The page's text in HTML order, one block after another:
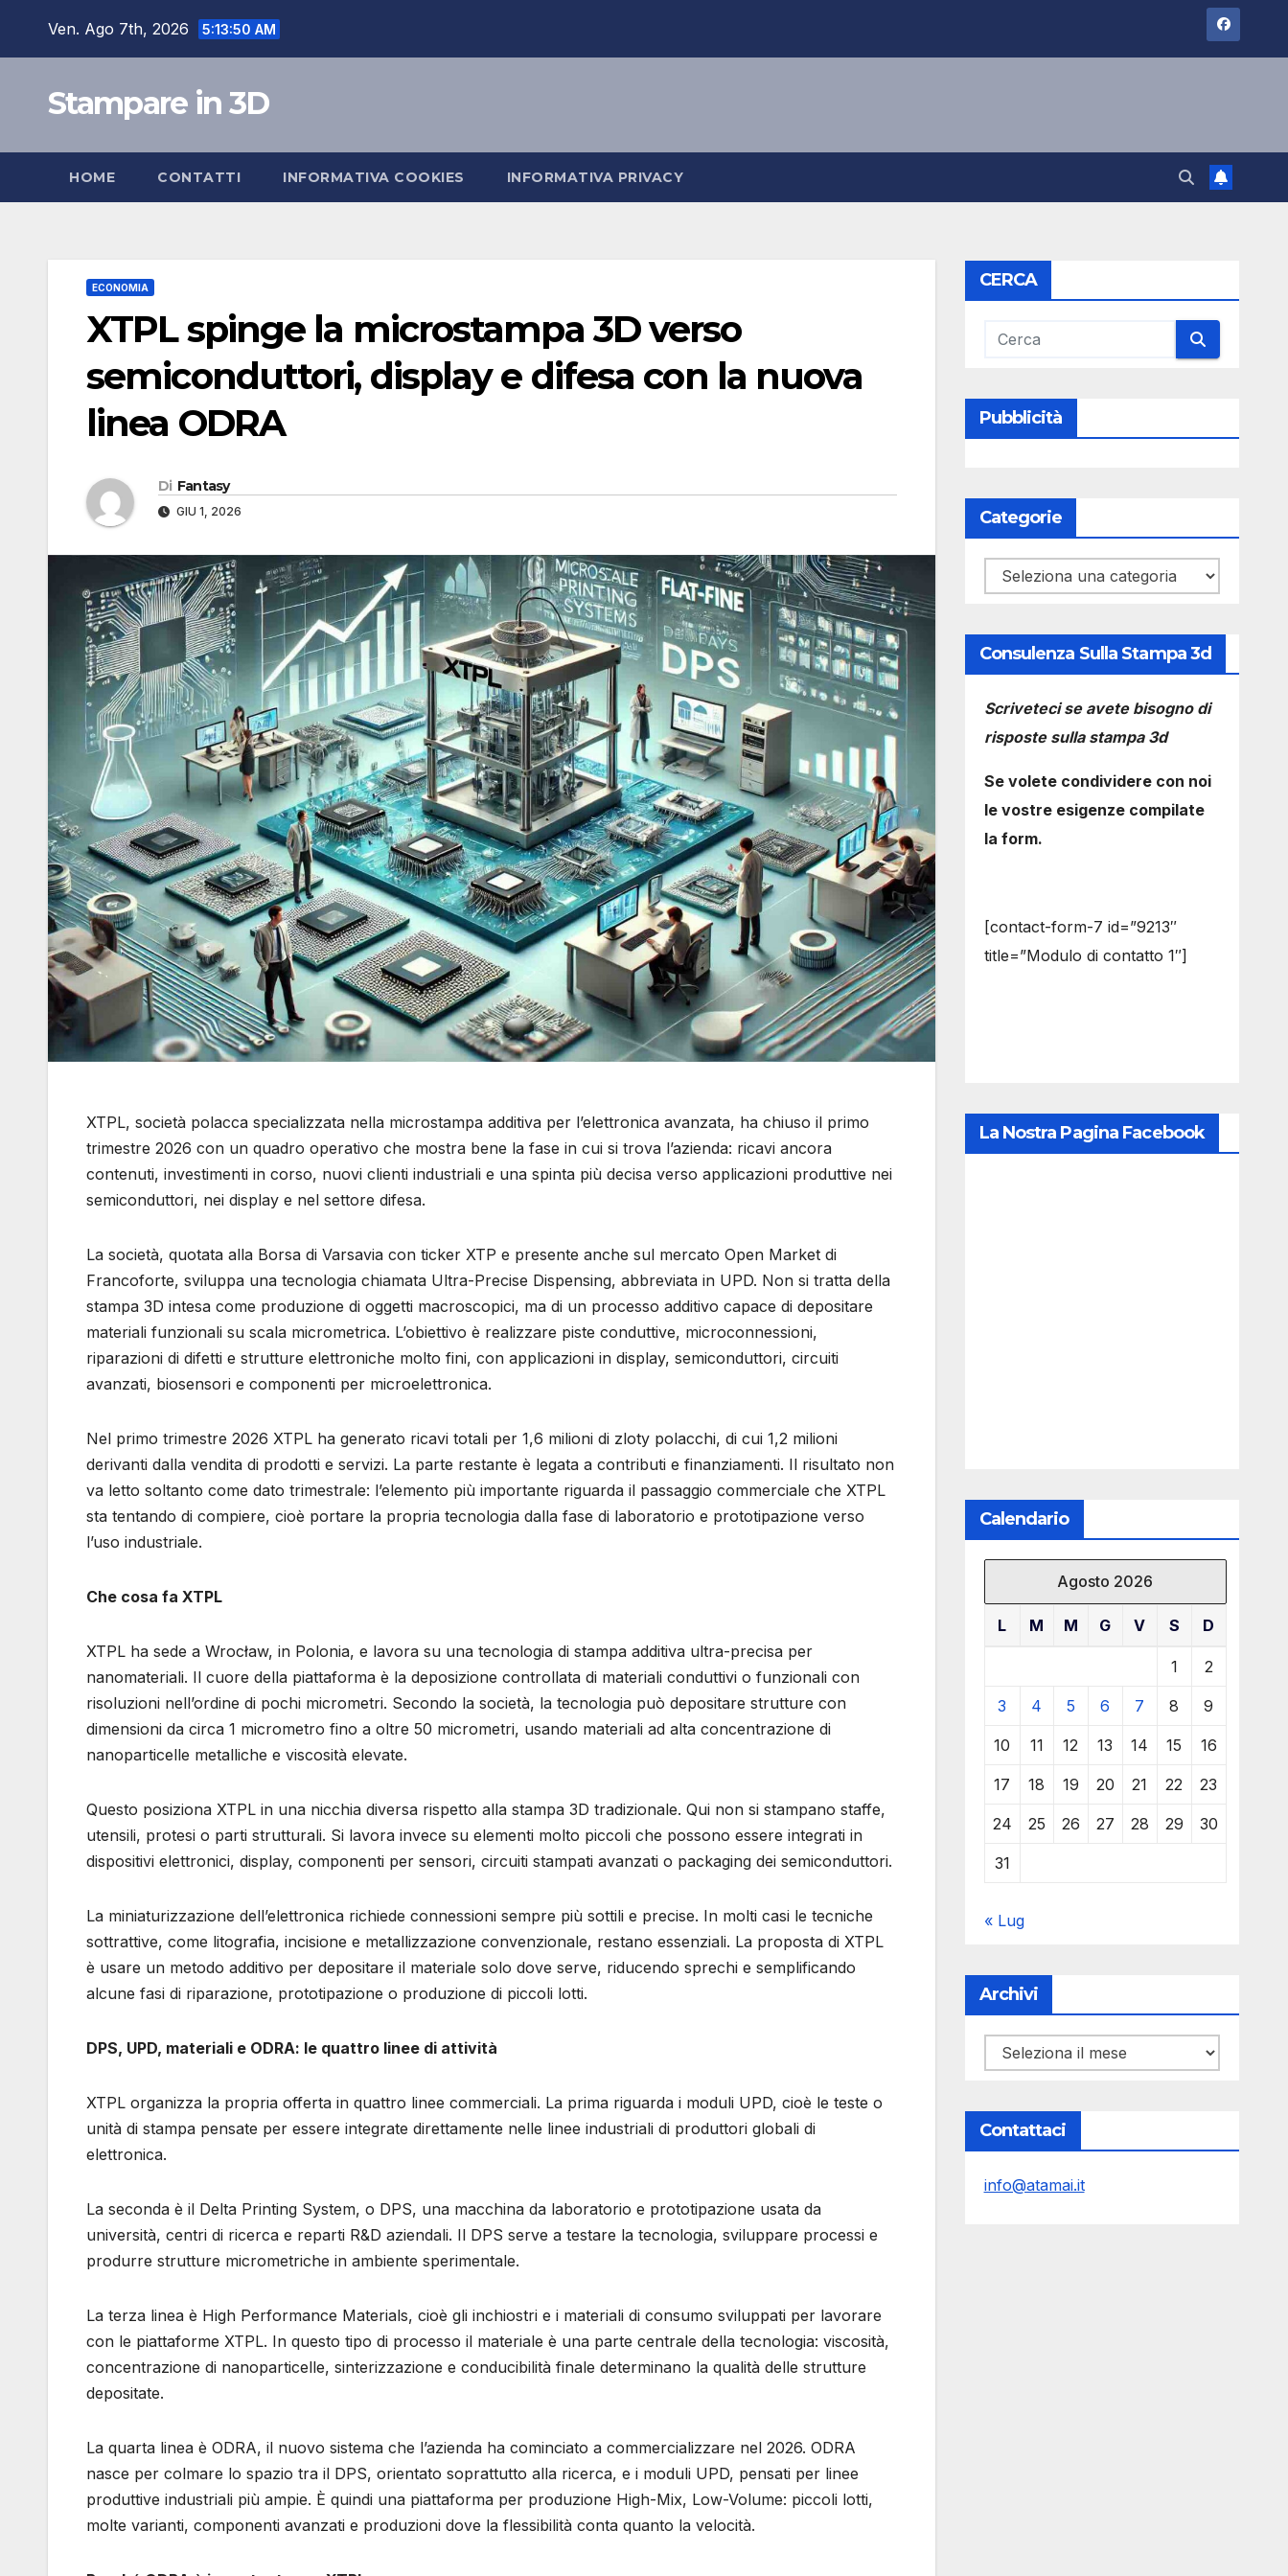
Ven. Ago 7th, 2026 5:13:51 AM
Stampare in 3D
HOME CONTATTI INFORMATIVA COOKIES INFORMATIVA PRIVACY
ECONOMIA
XTPL spinge la microstampa 3D verso
semiconduttori, display e difesa con la nuova
linea ODRA
Di Fantasy
GIU 1, 2026
XTPL, società polacca specializzata nella microstampa additiva per l’elettronica avanzata, ha chiuso il primo
trimestre 2026 con un quadro operativo che mostra bene la fase in cui si trova l’azienda: ricavi ancora
contenuti, investimenti in corso, nuovi clienti industriali e una spinta più decisa verso applicazioni produttive nei
semiconduttori, nei display e nel settore difesa.
La società, quotata alla Borsa di Varsavia con ticker XTP e presente anche sul mercato Open Market di
Francoforte, sviluppa una tecnologia chiamata Ultra-Precise Dispensing, abbreviata in UPD. Non si tratta della
stampa 3D intesa come produzione di oggetti macroscopici, ma di un processo additivo capace di depositare
materiali funzionali su scala micrometrica. L’obiettivo è realizzare piste conduttive, microconnessioni,
riparazioni di difetti e strutture elettroniche molto fini, con applicazioni in display, semiconduttori, circuiti
avanzati, biosensori e componenti per microelettronica.
Nel primo trimestre 2026 XTPL ha generato ricavi totali per 1,6 milioni di zloty polacchi, di cui 1,2 milioni
derivanti dalla vendita di prodotti e servizi. La parte restante è legata a contributi e finanziamenti. Il risultato non
va letto soltanto come dato trimestrale: l’elemento più importante riguarda il passaggio commerciale che XTPL
sta tentando di compiere, cioè portare la propria tecnologia dalla fase di laboratorio e prototipazione verso
l’uso industriale.
Che cosa fa XTPL
XTPL ha sede a Wrocław, in Polonia, e lavora su una tecnologia di stampa additiva ultra-precisa per
nanomateriali. Il cuore della piattaforma è la deposizione controllata di materiali conduttivi o funzionali con
risoluzioni nell’ordine di pochi micrometri. Secondo la società, la tecnologia può depositare strutture con
dimensioni da circa 1 micrometro fino a oltre 50 micrometri, usando materiali ad alta concentrazione di
nanoparticelle metalliche e viscosità elevate.
Questo posiziona XTPL in una nicchia diversa rispetto alla stampa 3D tradizionale. Qui non si stampano staffe,
utensili, protesi o parti strutturali. Si lavora invece su elementi molto piccoli che possono essere integrati in
dispositivi elettronici, display, componenti per sensori, circuiti stampati avanzati o packaging dei semiconduttori.
La miniaturizzazione dell’elettronica richiede connessioni sempre più sottili e precise. In molti casi le tecniche
sottrattive, come litografia, incisione e metallizzazione convenzionale, restano essenziali. La proposta di XTPL
è usare un metodo additivo per depositare il materiale solo dove serve, riducendo sprechi e semplificando
alcune fasi di riparazione, prototipazione o produzione di piccoli lotti.
DPS, UPD, materiali e ODRA: le quattro linee di attività
XTPL organizza la propria offerta in quattro linee commerciali. La prima riguarda i moduli UPD, cioè le teste o
unità di stampa pensate per essere integrate direttamente nelle linee industriali di produttori globali di
elettronica.
La seconda è il Delta Printing System, o DPS, una macchina da laboratorio e prototipazione usata da
università, centri di ricerca e reparti R&D aziendali. Il DPS serve a testare la tecnologia, sviluppare processi e
produrre strutture micrometriche in ambiente sperimentale.
La terza linea è High Performance Materials, cioè gli inchiostri e i materiali di consumo sviluppati per lavorare
con le piattaforme XTPL. In questo tipo di processo il materiale è una parte centrale della tecnologia: viscosità,
concentrazione di nanoparticelle, sinterizzazione e conducibilità finale determinano la qualità delle strutture
depositate.
La quarta linea è ODRA, il nuovo sistema che l’azienda ha cominciato a commercializzare nel 2026. ODRA
nasce per colmare lo spazio tra il DPS, orientato soprattutto alla ricerca, e i moduli UPD, pensati per linee
produttive industriali più ampie. È quindi una piattaforma per produzione High-Mix, Low-Volume: piccoli lotti,
molte varianti, componenti avanzati e produzioni dove la flessibilità conta quanto la velocità.
CERCA
Pubblicità
Categorie
Categorie
Consulenza Sulla Stampa 3d
Scriveteci se avete bisogno di
risposte sulla stampa 3d
Se volete condividere con noi
le vostre esigenze compilate
la form.
[contact-form-7 id=”9213″
title=”Modulo di contatto 1″]
La Nostra Pagina Facebook
Calendario
Agosto 2026
L M M G V S D
1 2
3 4 5 6 7 8 9
10 11 12 13 14 15 16
17 18 19 20 21 22 23
24 25 26 27 28 29 30
31
« Lug
Archivi
Archivi
Contattaci
info@atamai.it